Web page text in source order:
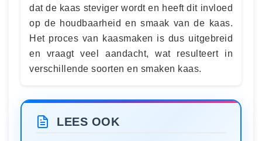
dat de kaas steviger wordt en heeft dit invloed
op de houdbaarheid en smaak van de kaas.
Het proces van kaasmaken is dus uitgebreid
en vraagt veel aandacht, wat resulteert in
verschillende soorten en smaken kaas.
LEES OOK